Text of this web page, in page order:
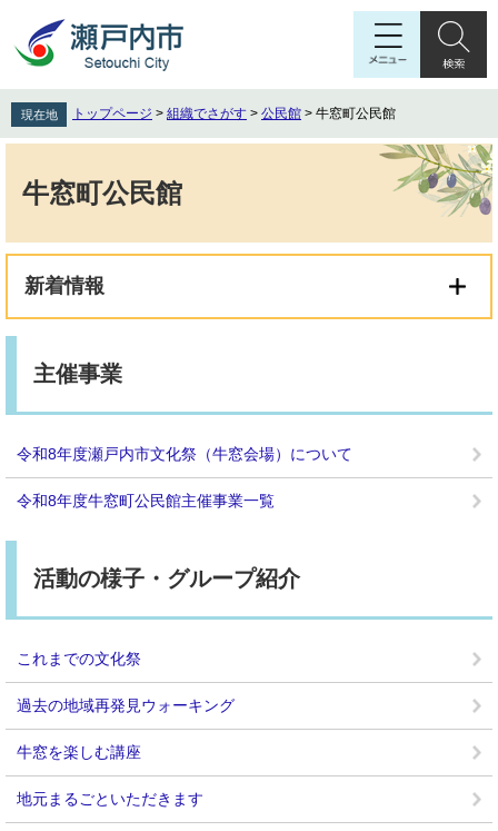
先
頭
を
飛
文
現在地 トップページ > 組織でさがす > 公民館 > 牛窓町公民館
牛窓町公民館
新着情報
主催事業
令和8年度瀬戸内市文化祭（牛窓会場）について
令和8年度牛窓町公民館主催事業一覧
活動の様子・グループ紹介
これまでの文化祭
過去の地域再発見ウォーキング
牛窓を楽しむ講座
地元まるごといただきます